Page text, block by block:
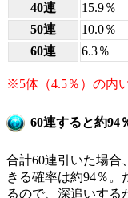
40連
15.9％
50連
10.0％
60連
6.3％
※5体（4.5％）の内
60連すると約94
合計60連引いた場合
きる確率は約94％。
るので、深追いする